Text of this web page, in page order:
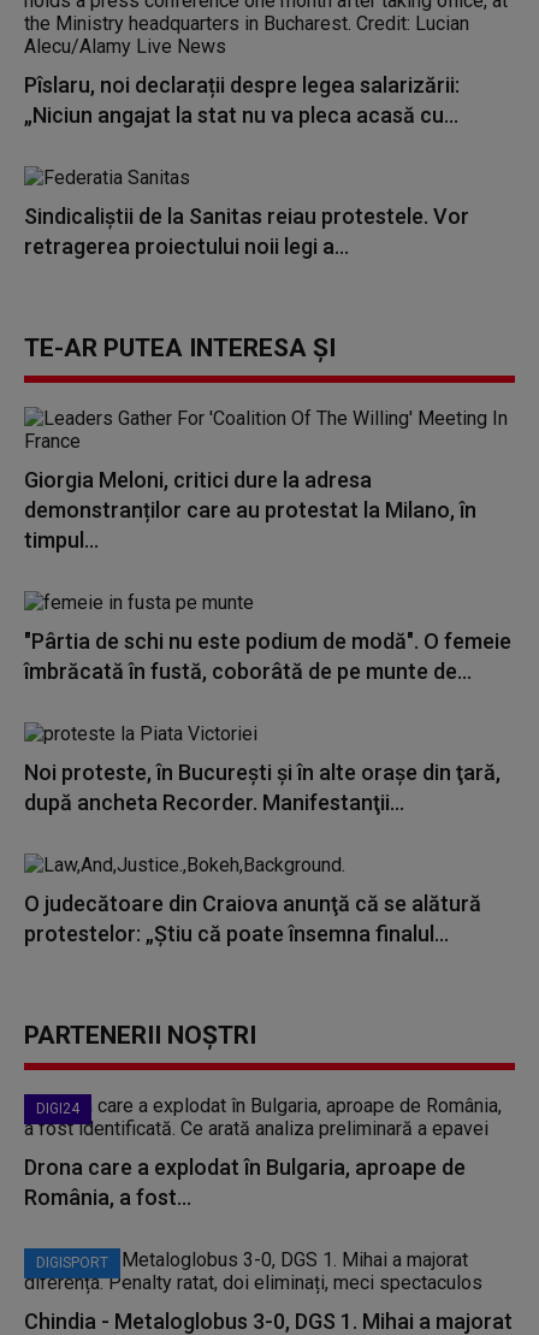
Pîslaru, noi declarații despre legea salarizării:
„Niciun angajat la stat nu va pleca acasă cu...
Sindicaliștii de la Sanitas reiau protestele. Vor
retragerea proiectului noii legi a...
TE-AR PUTEA INTERESA ȘI
Giorgia Meloni, critici dure la adresa
demonstranților care au protestat la Milano, în
timpul...
"Pârtia de schi nu este podium de modă". O femeie
îmbrăcată în fustă, coborâtă de pe munte de...
Noi proteste, în Bucureşti şi în alte oraşe din ţară,
după ancheta Recorder. Manifestanţii...
O judecătoare din Craiova anunţă că se alătură
protestelor: „Ştiu că poate însemna finalul...
PARTENERII NOȘTRI
DIGI24
Drona care a explodat în Bulgaria, aproape de
România, a fost...
DIGISPORT
Chindia - Metaloglobus 3-0, DGS 1. Mihai a majorat